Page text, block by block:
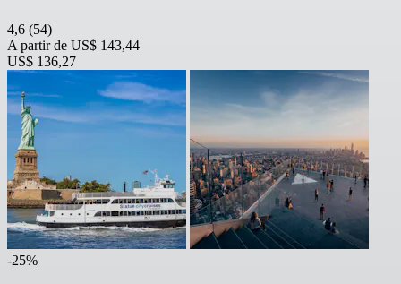
4,6 (54)
A partir de US$ 143,44
US$ 136,27
-25%